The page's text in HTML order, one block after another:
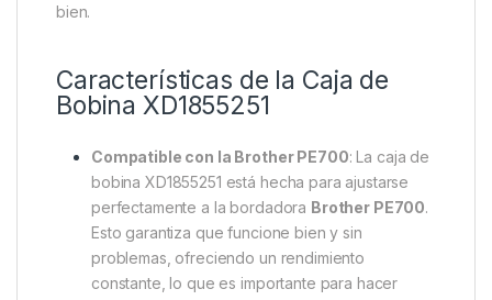
bien.
Características de la Caja de
Bobina XD1855251
Compatible con la Brother PE700: La caja de
bobina XD1855251 está hecha para ajustarse
perfectamente a la bordadora Brother PE700.
Esto garantiza que funcione bien y sin
problemas, ofreciendo un rendimiento
constante, lo que es importante para hacer